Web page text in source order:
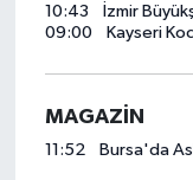
10:43
İzmir
09:00
Kayseri
MAGAZİN
11:52 Bursa'da